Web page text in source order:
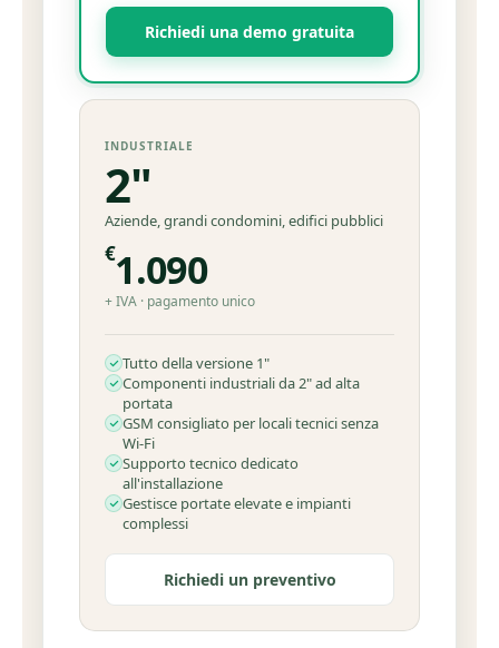
Richiedi una demo gratuita
INDUSTRIALE
2"
Aziende, grandi condomini, edifici pubblici
€1.090
+ IVA · pagamento unico
Tutto della versione 1"
Componenti industriali da 2" ad alta
portata
GSM consigliato per locali tecnici senza
Wi-Fi
Supporto tecnico dedicato
all'installazione
Gestisce portate elevate e impianti
complessi
Richiedi un preventivo